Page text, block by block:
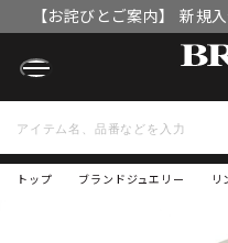
【お詫びとご案内】 新規
OFFクーポン」
トップ ブランドジュエリー リ